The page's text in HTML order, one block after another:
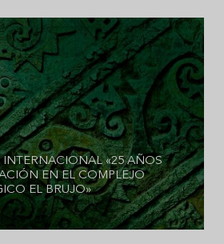
«25 AÑOS
EN EL COMPLEJO
EL BRUJO»